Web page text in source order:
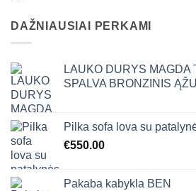
€429.00.
DAŽNIAUSIAI PERKAMI
LAUKO DURYS MAGDA
SPALVA BRONZINIS
Pilka sofa lova su
€550.00
Pakaba kabykla BEN